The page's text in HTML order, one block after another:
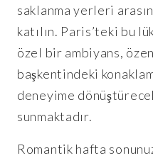
saklanma yerleri
katılın. Paris’teki bu
özel bir ambiyans,
başkentindeki
deneyime
sunmaktadır.
Romantik hafta